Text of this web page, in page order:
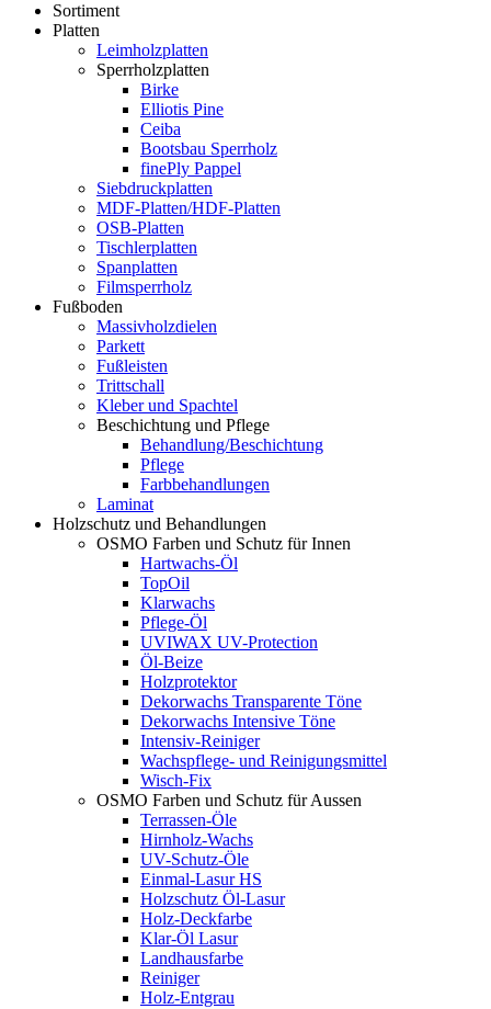
Sortiment
Platten
Leimholzplatten
Sperrholzplatten
Birke
Elliotis Pine
Ceiba
Bootsbau Sperrholz
finePly Pappel
Siebdruckplatten
MDF-Platten/HDF-Platten
OSB-Platten
Tischlerplatten
Spanplatten
Filmsperrholz
Fußboden
Massivholzdielen
Parkett
Fußleisten
Trittschall
Kleber und Spachtel
Beschichtung und Pflege
Behandlung/Beschichtung
Pflege
Farbbehandlungen
Laminat
Holzschutz und Behandlungen
OSMO Farben und Schutz für Innen
Hartwachs-Öl
TopOil
Klarwachs
Pflege-Öl
UVIWAX UV-Protection
Öl-Beize
Holzprotektor
Dekorwachs Transparente Töne
Dekorwachs Intensive Töne
Intensiv-Reiniger
Wachspflege- und Reinigungsmittel
Wisch-Fix
OSMO Farben und Schutz für Aussen
Terrassen-Öle
Hirnholz-Wachs
UV-Schutz-Öle
Einmal-Lasur HS
Holzschutz Öl-Lasur
Holz-Deckfarbe
Klar-Öl Lasur
Landhausfarbe
Reiniger
Holz-Entgrau